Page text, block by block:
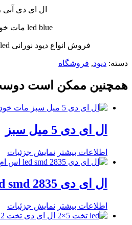
ال ای دی آبی
led blue مات خودرنگ
فروش انواع دیود نورانی led آبی 5mm و 3mm
دسته: دیود, فروشگاه
همچنین ممکن است
ال ای دی 5 میل سبز
اطلاعات بیشتر نمایش جزئیات
ال ای دی led smd 2835
اطلاعات بیشتر نمایش جزئیات